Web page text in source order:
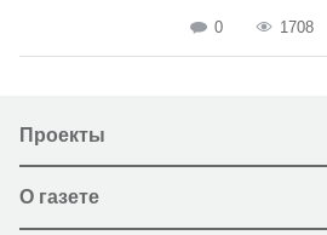
0 1708
Проекты
О газете